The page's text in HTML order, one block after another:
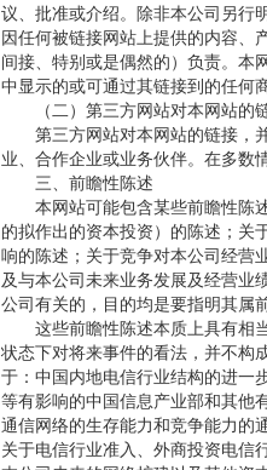
议、批准或介绍。除非本公司另行
因任何被链接网站上提供的内容、
间接、特别或是偶然的）负责。本
中显示的或可通过其链接到的任何
（二）第三方网站对本网站的
第三方网站对本网站的链接，并
业、合作企业或业务伙伴。在多数
三、前瞻性陈述
本网站可能包含某些前瞻性陈述
的拟作出的资本投资）的陈述；关
响的陈述；关于竞争对本公司经营
及与本公司未来业务发展及经营业
公司有关的，目的均是要指明其属
这些前瞻性陈述本质上具有相当
状态下对将来事件的看法，并不构
于：中国内地电信行业结构的进一
等有影响的中国信息产业部和其他
通信网络的生存能力和竞争能力的
关于电信行业准入、外商投资电信